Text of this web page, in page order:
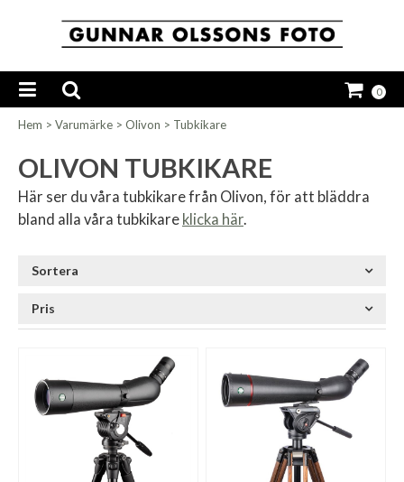
0
Hem > Varumärke > Olivon > Tubkikare
OLIVON TUBKIKARE
Här ser du våra tubkikare från Olivon, för att bläddra
bland alla våra tubkikare klicka här.
Sortera
Pris